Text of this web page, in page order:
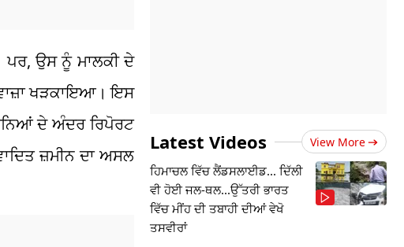
ਪਰ, ਉਸ ਨੂੰ ਮਾਲਕੀ ਦੇ
ਖੜਕਾਇਆ। ਇਸ
ਦੇ ਅੰਦਰ ਰਿਪੋਰਟ
ਜ਼ਮੀਨ ਦਾ ਅਸਲ
Latest Videos View More
ਹਿਮਾਚਲ ਵਿੱਚ ਲੈਂਡਸਲਾਈਡ... ਦਿੱਲੀ
ਵੀ ਹੋਈ ਜਲ-ਥਲ...ਉੱਤਰੀ ਭਾਰਤ
ਵਿੱਚ ਮੀਂਹ ਦੀ ਤਬਾਹੀ ਦੀਆਂ ਵੇਖੋ
ਤਸਵੀਰਾਂ